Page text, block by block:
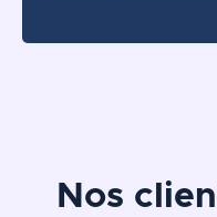
Nos